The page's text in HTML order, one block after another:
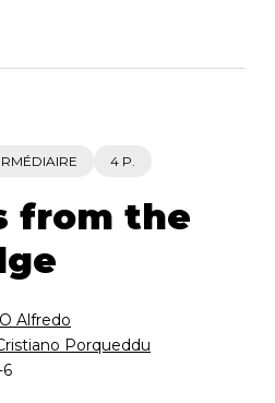
4 P.
from the
Alfredo
Porqueddu